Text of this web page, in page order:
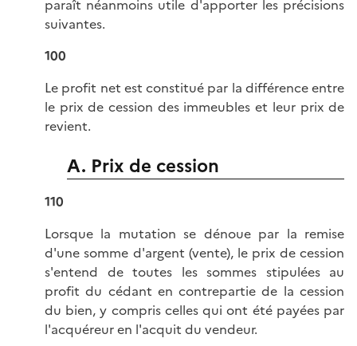
paraît néanmoins utile d'apporter les précisions
suivantes.
100
Le profit net est constitué par la différence entre
le prix de cession des immeubles et leur prix de
revient.
A. Prix de cession
110
Lorsque la mutation se dénoue par la remise
d'une somme d'argent (vente), le prix de cession
s'entend de toutes les sommes stipulées au
profit du cédant en contrepartie de la cession
du bien, y compris celles qui ont été payées par
l'acquéreur en l'acquit du vendeur.